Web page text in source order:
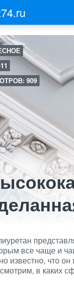
909
все чаще и
известно, что
в каких